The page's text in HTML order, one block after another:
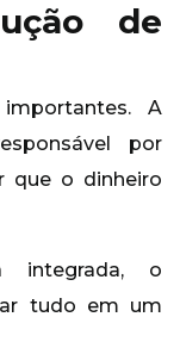
de
A
por
que o dinheiro
integrada, o
tudo em um